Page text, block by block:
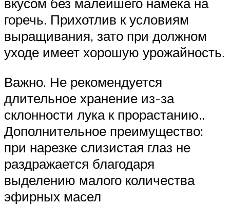
горечь. Прихотлив к условиям
выращивания, зато при должном
уходе имеет хорошую урожайность.
Важно. Не рекомендуется
длительное хранение из-за
склонности лука к прорастанию..
Дополнительное преимущество:
при нарезке слизистая глаз не
раздражается благодаря
выделению малого количества
эфирных масел